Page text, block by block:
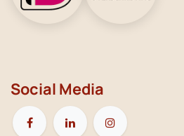
Social Media